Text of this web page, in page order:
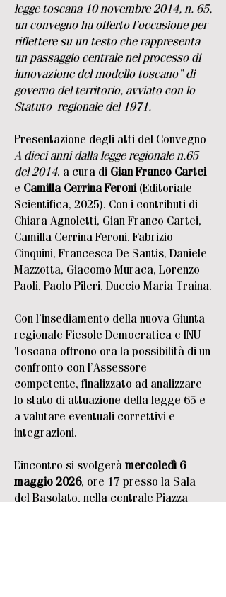
legge toscana 10 novembre 2014, n. 65,
un convegno ha offerto l’occasione per
riflettere su un testo che rappresenta
un passaggio centrale nel processo di
innovazione del modello toscano” di
governo del territorio, avviato con lo
Statuto regionale del 1971.
Presentazione degli atti del Convegno
A dieci anni dalla legge regionale n.65
del 2014, a cura di Gian Franco Cartei
e Camilla Cerrina Feroni(Editoriale
Scientifica, 2025). Con i contributi di
Chiara Agnoletti, Gian Franco Cartei,
Camilla Cerrina Feroni, Fabrizio
Cinquini, Francesca De Santis, Daniele
Mazzotta, Giacomo Muraca, Lorenzo
Paoli, Paolo Pileri, Duccio Maria Traina.
Con l’insediamento della nuova Giunta
regionale Fiesole Democratica e INU
Toscana offrono ora la possibilità di un
confronto con l’Assessore
competente, finalizzato ad analizzare
lo stato di attuazione della legge 65 e
a valutare eventuali correttivi e
integrazioni.
L’incontro si svolgerà mercoledì 6
maggio 2026, ore 17 presso la Sala
del Basolato, nella centrale Piazza